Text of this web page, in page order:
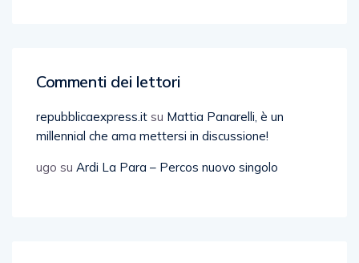
Commenti dei lettori
repubblicaexpress.it su Mattia Panarelli, è un
millennial che ama mettersi in discussione!
ugo su Ardi La Para – Percos nuovo singolo